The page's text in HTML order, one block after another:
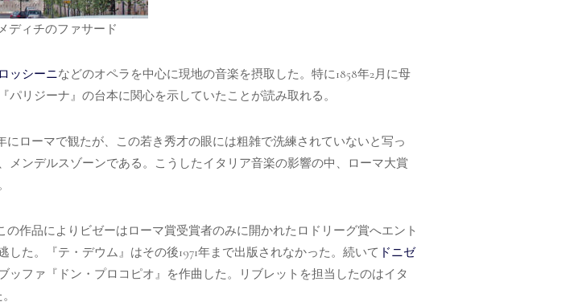
ディチのファサード
ロッシーニなどのオペラを中心に現地の音楽を摂取した。特に1858年2月に母
パリジーナ』の台本に関心を示していたことが読み取れる。
ローマで観たが、この若き秀才の眼には粗雑で洗練されていないと写っ
メンデルスゾーンである。こうしたイタリア音楽の影響の中、ローマ大賞
作品によりビゼーはローマ賞受賞者のみに開かれたロドリーグ賞へエント
た。『テ・デウム』はその後1971年まで出版されなかった。続いて ドニゼ
ファ『ドン・プロコピオ』を作曲した。リブレットを担当したのはイタ